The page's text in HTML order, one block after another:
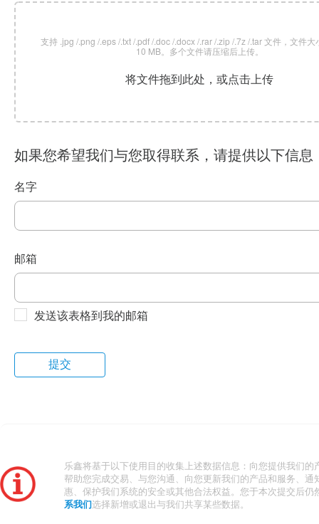
支持 .jpg /.png /.eps /.txt /.pdf /.doc /.docx /.rar /.zip /.7z /.tar 文件，文件大
10 MB。多个文件请压缩后上传。
将文件拖到此处，或点击上传
如果您希望我们与您取得联系，请提供以下信息
名字
邮箱
发送该表格到我的邮箱
乐鑫将基于以下使用目的收集上述数据信息：向您提供我们的
帮助您完成交易、与您沟通、向您更新我们的产品和服务、通
惠、保护我们系统的安全或其他合法权益。您于本次提交后仍
系我们 选择新增或退出与我们共享某些数据。